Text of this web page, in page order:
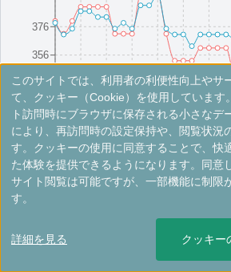
1 - 1 件 / 全 1 件 ＞
8/1(Fri)8/4(Mon)8/7(Thu)8/10(Sun)8/13(Wed)8/16(Sat)8/19(Tue)
8/
336
356
376
※手数料別。レートは目安ですので最
シンガポール・マリオット
ホテル
トネスセンター、受賞歴のあるレストラン
このサイトでは、利用者の利便性向上やサ
て、クッキー（Cookie）を使用しています
ト訪問時にブラウザに保存される小さなデ
により、再訪問時の設定保持や、閲覧状況
す。クッキーの使用に同意することで、快
た体験を提供できるようになります。同意
サイト閲覧は可能ですが、一部機能に制限
す。
詳細を見る クッキー